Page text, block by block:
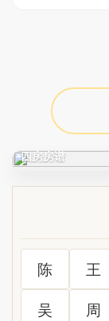
四房房谱
陈 王
吴
周